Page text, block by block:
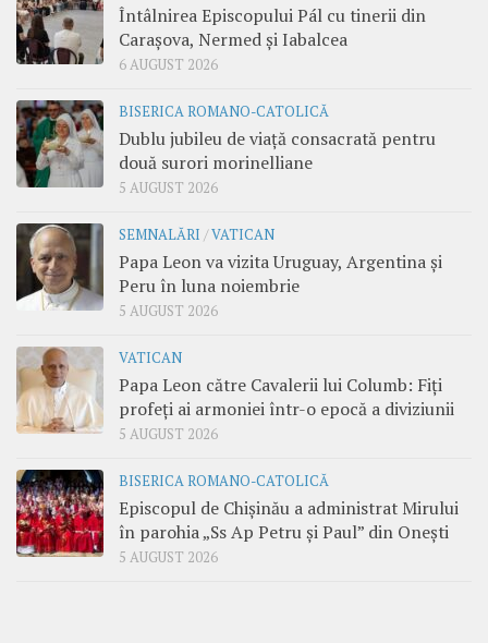
Întâlnirea Episcopului Pál cu tinerii din
Carașova, Nermed și Iabalcea
6 AUGUST 2026
BISERICA ROMANO-CATOLICĂ
Dublu jubileu de viață consacrată pentru
două surori morinelliane
5 AUGUST 2026
SEMNALĂRI /VATICAN
Papa Leon va vizita Uruguay, Argentina și
Peru în luna noiembrie
5 AUGUST 2026
VATICAN
Papa Leon către Cavalerii lui Columb: Fiți
profeți ai armoniei într-o epocă a diviziunii
5 AUGUST 2026
BISERICA ROMANO-CATOLICĂ
Episcopul de Chișinău a administrat Mirului
în parohia „Ss Ap Petru și Paul” din Onești
5 AUGUST 2026